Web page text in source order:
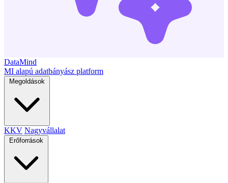
DataMind
MI alapú adatbányász platform
Megoldások
KKV Nagyvállalat
Erőforrások